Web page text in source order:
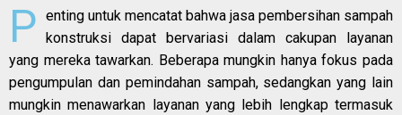
P enting untuk mencatat bahwa jasa pembersihan sampah
konstruksi dapat bervariasi dalam cakupan layanan
yang mereka tawarkan. Beberapa mungkin hanya fokus pada
pengumpulan dan pemindahan sampah, sedangkan yang lain
mungkin menawarkan layanan yang lebih lengkap termasuk